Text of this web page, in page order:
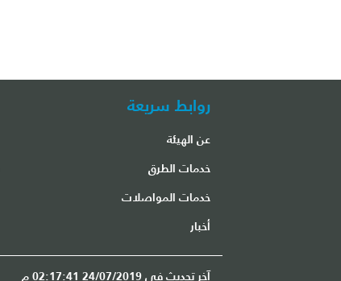
روابط سريعة
عن الهيئة
خدمات الطرق
خدمات المواصلات
أخبار
آخر تحديث في 24/07/2019 02:17:41 م
مكتب مطار الشارقة الدولي